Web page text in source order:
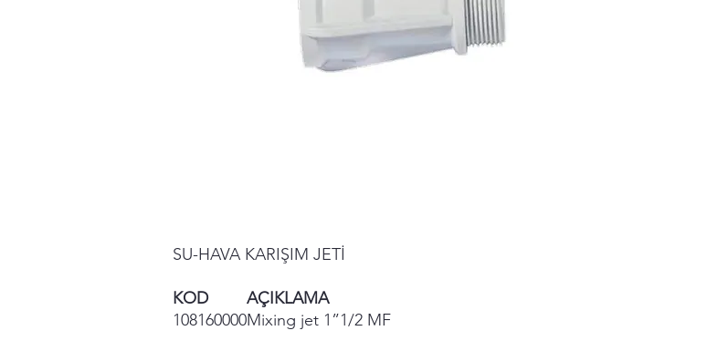
SU-HAVA KARIŞIM JETİ
KOD
AÇIKLAMA
108160000Mixing jet 1”1/2 MF